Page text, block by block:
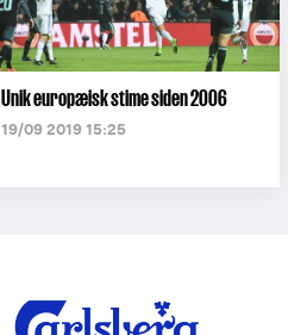
Unik europæisk stime siden 2006
19/09 2019 15:25